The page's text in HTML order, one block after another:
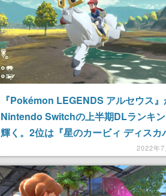
『Pokémon LEGENDS アルセウス
Nintendo Switchの上半期DLランキ
輝く。2位は『星のカービィ ディスカ
ー』、3位は『Nintendo Switch2022年